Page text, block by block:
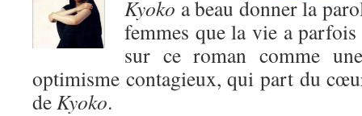
Kyoko a beau donner la
femmes que la vie a
sur ce roman comme
optimisme contagieux, qui part du
deKyoko.